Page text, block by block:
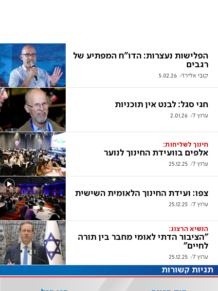
הפלישות נעצרות: הדו"ח המפתיע של
רגבים
קובי אלירז 5.02.26
חגי סגל: לבנט אין תוכניות
ערוץ 7 2.01.26
חינוך לשליחות:
אלפים בוועידת החינוך לנוער
ערוץ 7 25.12.25
צפו: ועידת החינוך הלאומית השישית
ערוץ 7 25.12.25
הנשיא הרצוג:
"הציבור הדתי לאומי מחבר בין תורה
לחיים"
ערוץ 7 25.12.25
תגיות קשורות